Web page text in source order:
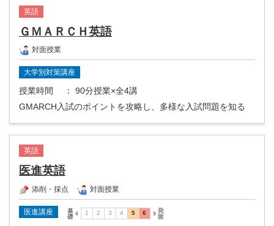
英語
ＧＭＡＲＣＨ英語
対面授業
大学別対策講座
授業時間
： 90分授業×全4講
GMARCH入試のポイントを攻略し、多様な入試問題を知る
英語
医進英語
添削・採点 対面授業
医進講座